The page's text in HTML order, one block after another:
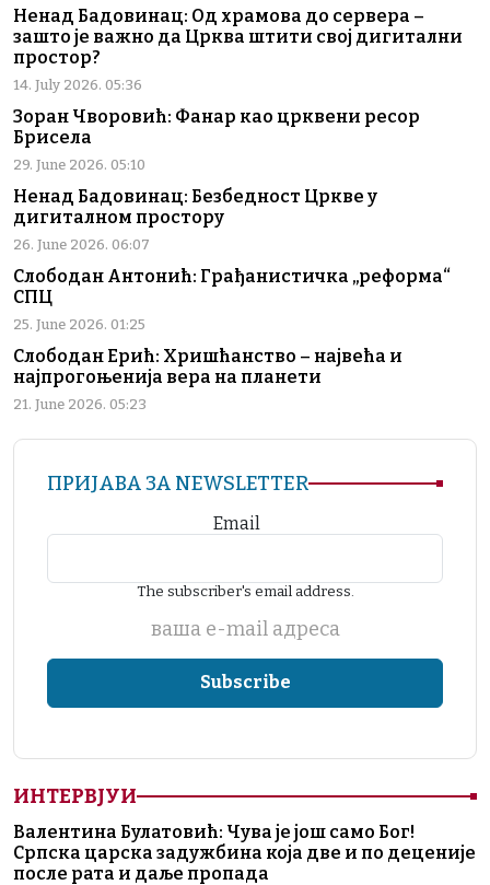
Ненад Бадовинац: Од храмова до сервера –
зашто је важно да Црква штити свој дигитални
простор?
14. July 2026. 05:36
Зоран Чворовић: Фанар као црквени ресор
Брисела
29. June 2026. 05:10
Ненад Бадовинац: Безбедност Цркве у
дигиталном простору
26. June 2026. 06:07
Слободан Антонић: Грађанистичка „реформа“
СПЦ
25. June 2026. 01:25
Слободан Ерић: Хришћанство – највећа и
најпрогоњенија вера на планети
21. June 2026. 05:23
ПРИЈАВА ЗА NEWSLETTER
Email
The subscriber's email address.
ваша е-mail адреса
ИНТЕРВЈУИ
Валентина Булатовић: Чува је још само Бог!
Српска царска задужбина која две и по деценије
после рата и даље пропада